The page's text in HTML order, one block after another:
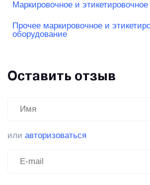
Маркировочное и
Прочее маркировочное и
оборудование
Оставить отзыв
или авторизоваться